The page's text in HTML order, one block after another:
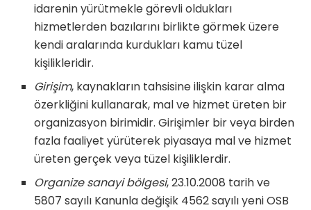
idarenin yürütmekle görevli oldukları
hizmetlerden bazılarını birlikte görmek üzere
kendi aralarında kurdukları kamu tüzel
kişilikleridir.
Girişim, kaynakların tahsisine ilişkin karar alma
özerkliğini kullanarak, mal ve hizmet üreten bir
organizasyon birimidir. Girişimler bir veya birden
fazla faaliyet yürüterek piyasaya mal ve hizmet
üreten gerçek veya tüzel kişiliklerdir.
Organize sanayi bölgesi, 23.10.2008 tarih ve
5807 sayılı Kanunla değişik 4562 sayılı yeni OSB